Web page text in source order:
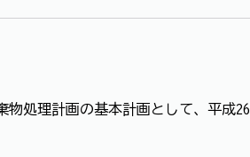
処理計画の基本計画として、平成26